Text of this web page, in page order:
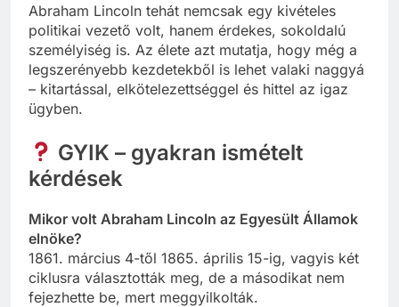
Abraham Lincoln tehát nemcsak egy kivételes
politikai vezető volt, hanem érdekes, sokoldalú
személyiség is. Az élete azt mutatja, hogy még a
legszerényebb kezdetekből is lehet valaki naggyá
– kitartással, elkötelezettséggel és hittel az igaz
ügyben.
GYIK – gyakran ismételt
kérdések
Mikor volt Abraham Lincoln az Egyesült Államok
elnöke?
1861. március 4-től 1865. április 15-ig, vagyis két
ciklusra választották meg, de a másodikat nem
fejezhette be, mert meggyilkolták.